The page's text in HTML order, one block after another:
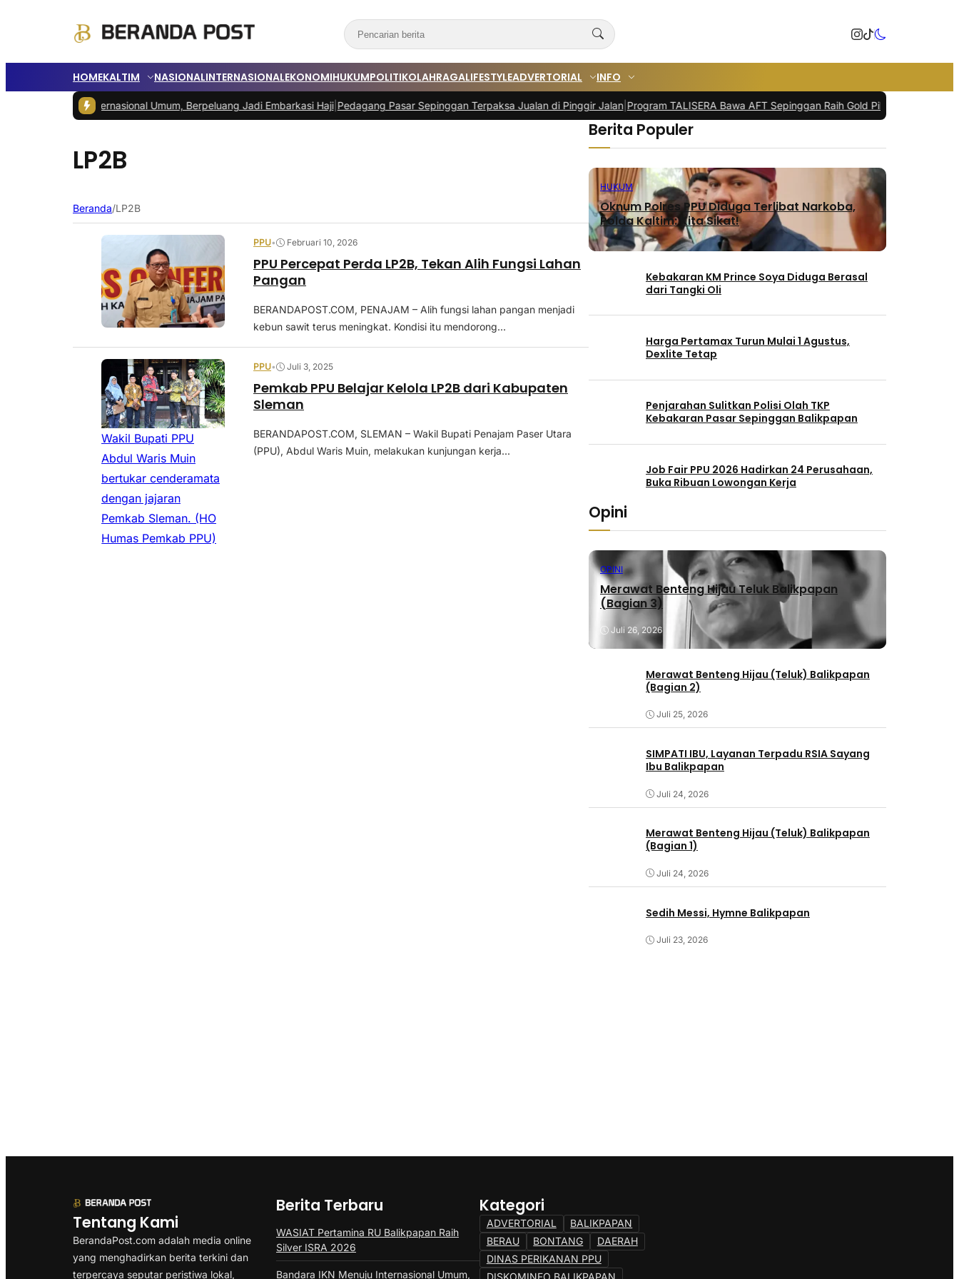
HOMEKALTIM NASIONALINTERNASIONALEKONOMIHUKUMPOLITIKOLAHRAGALIFESTYLEADVERTORIAL INFO
Menuju Internasional Umum, Berpeluang Jadi Embarkasi Haji|Pedagang Pasar Sepinggan Terpaksa Jualan di Pinggir Jalan| Program TALISERA Bawa AFT Sepinggan Raih Gold Pilar Lingkungan
LP2B
Beranda/LP2B
PPU• Februari 10, 2026
PPU Percepat Perda LP2B, Tekan Alih Fungsi Lahan
Pangan
BERANDAPOST.COM, PENAJAM – Alih fungsi lahan pangan menjadi
kebun sawit terus meningkat. Kondisi itu mendorong...
Wakil Bupati PPU
Abdul Waris Muin
bertukar cenderamata
dengan jajaran
Pemkab Sleman. (HO
Humas Pemkab PPU)
PPU• Juli 3, 2025
Pemkab PPU Belajar Kelola LP2B dari Kabupaten
Sleman
BERANDAPOST.COM, SLEMAN – Wakil Bupati Penajam Paser Utara
(PPU), Abdul Waris Muin, melakukan kunjungan kerja...
Berita Populer
HUKUM
Oknum Polres PPU Diduga Terlibat Narkoba,
Polda Kaltim: Kita Sikat!
Kebakaran KM Prince Soya Diduga Berasal
dari Tangki Oli
Harga Pertamax Turun Mulai 1 Agustus,
Dexlite Tetap
Penjarahan Sulitkan Polisi Olah TKP
Kebakaran Pasar Sepinggan Balikpapan
Job Fair PPU 2026 Hadirkan 24 Perusahaan,
Buka Ribuan Lowongan Kerja
Opini
OPINI
Merawat Benteng Hijau Teluk Balikpapan
(Bagian 3)
Juli 26, 2026
Merawat Benteng Hijau (Teluk) Balikpapan
(Bagian 2)
Juli 25, 2026
SIMPATI IBU, Layanan Terpadu RSIA Sayang
Ibu Balikpapan
Juli 24, 2026
Merawat Benteng Hijau (Teluk) Balikpapan
(Bagian 1)
Juli 24, 2026
Sedih Messi, Hymne Balikpapan
Juli 23, 2026
Tentang Kami
BerandaPost.com adalah media online
yang menghadirkan berita terkini dan
terpercaya seputar peristiwa lokal,
Berita Terbaru
WASIAT Pertamina RU Balikpapan Raih
Silver ISRA 2026
Bandara IKN Menuju Internasional Umum,
Kategori
ADVERTORIAL
BALIKPAPAN
BERAU
BONTANG
DAERAH
DINAS PERIKANAN PPU
DISKOMINFO BALIKPAPAN